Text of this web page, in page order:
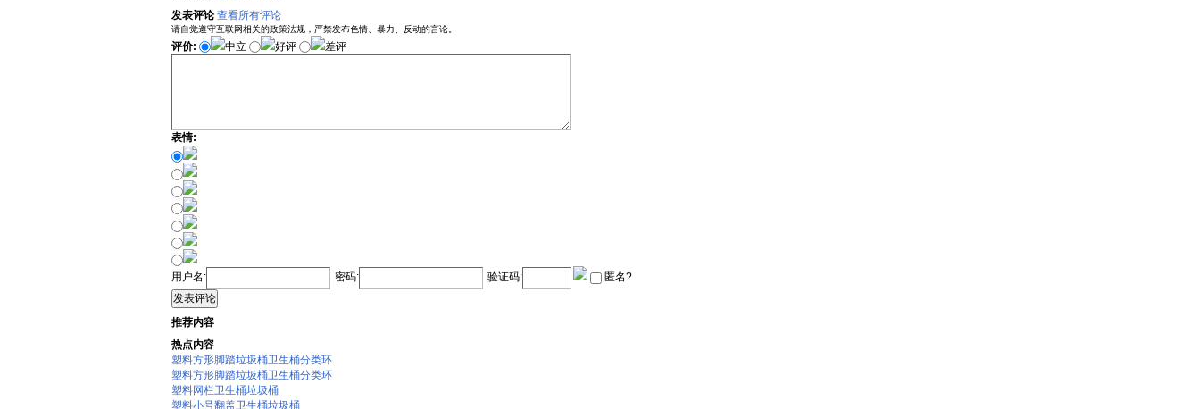
发表评论 查看所有评论
请自觉遵守互联网相关的政策法规，严禁发布色情、暴力、反动的言论。
评价: 中立 好评 差评
表情:
用户名: 密码: 验证码:
匿名?
发表评论
推荐内容
热点内容
塑料方形脚踏垃圾桶卫生桶分类环
塑料方形脚踏垃圾桶卫生桶分类环
塑料网栏卫生桶垃圾桶
塑料小号翻盖卫生桶垃圾桶